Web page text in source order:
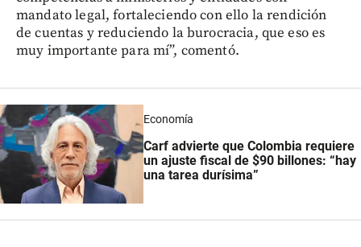
mandato legal, fortaleciendo con ello la rendición
de cuentas y reduciendo la burocracia, que eso es
muy importante para mí”, comentó.
Economía
Carf advierte que Colombia requiere
un ajuste fiscal de $90 billones: “hay
una tarea durísima”